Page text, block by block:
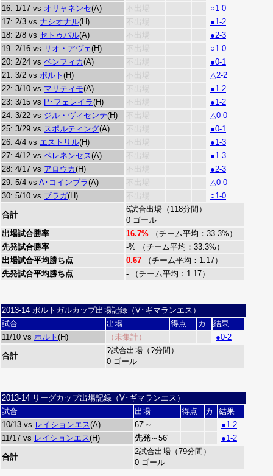
16: 1/17 vs オリャネンセ(A) 不出場
○1-0
17: 2/3 vs ナシオナル(H) 不出場
●1-2
18: 2/8 vs セトゥバル(A) 不出場
●2-3
19: 2/16 vs リオ・アヴェ(H) 不出場
○1-0
20: 2/24 vs ベンフィカ(A) 不出場
●0-1
21: 3/2 vs ポルト (H) 不出場
△2-2
22: 3/10 vs マリティモ(A) 不出場
●1-2
23: 3/15 vs P･フェレイラ(H) 不出場
●1-2
24: 3/22 vs ジル・ヴィセンテ(H) 不出場
△0-0
25: 3/29 vs スポルティング(A) 不出場
●0-1
26: 4/4 vs エストリル(H) 不出場
●1-3
27: 4/12 vs ベレネンセス(A) 不出場
●1-3
28: 4/17 vs アロウカ(H) 不出場
●2-3
29: 5/4 vs A･コインブラ(A) 不出場
△0-0
30: 5/10 vs ブラガ(H) 不出場 ○1-0
合計
6試合出場（118分間）
0 ゴール
出場試合勝率
16.7% （チーム平均：33.3%）
先発試合勝率
-% （チーム平均：33.3%）
出場試合平均勝ち点
0.67 （チーム平均：1.17）
先発試合平均勝ち点
- （チーム平均：1.17）
2013-14 ポルトガルカップ出場記録（V･ギマランエス）
試合
出場 得点 カ
結果
11/10 vs ポルト (H) （未集計） ●0-2
合計
?試合出場（?分間）
0 ゴール
2013-14 リーグカップ出場記録（V･ギマランエス）
試合
出場 得点 カ
結果
10/13 vs レイションエス(A) 67'～
●1-2
11/17 vs レイションエス(H) 先発～56' ●1-2
合計
2試合出場（79分間）
0 ゴール